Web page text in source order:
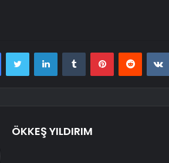
FacebookTwitter LinkedInTumblr PinterestReddit
ÖKKEŞ YILDIRIM